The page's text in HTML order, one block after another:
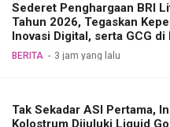
Sederet Penghargaan BRI
Tahun 2026, Tegaskan
Inovasi Digital, serta GCG
Asuransi Jiwa
BERITA 3 jam yang lalu
Tak Sekadar ASI Pertama,
Kolostrum Dijuluki Liquid